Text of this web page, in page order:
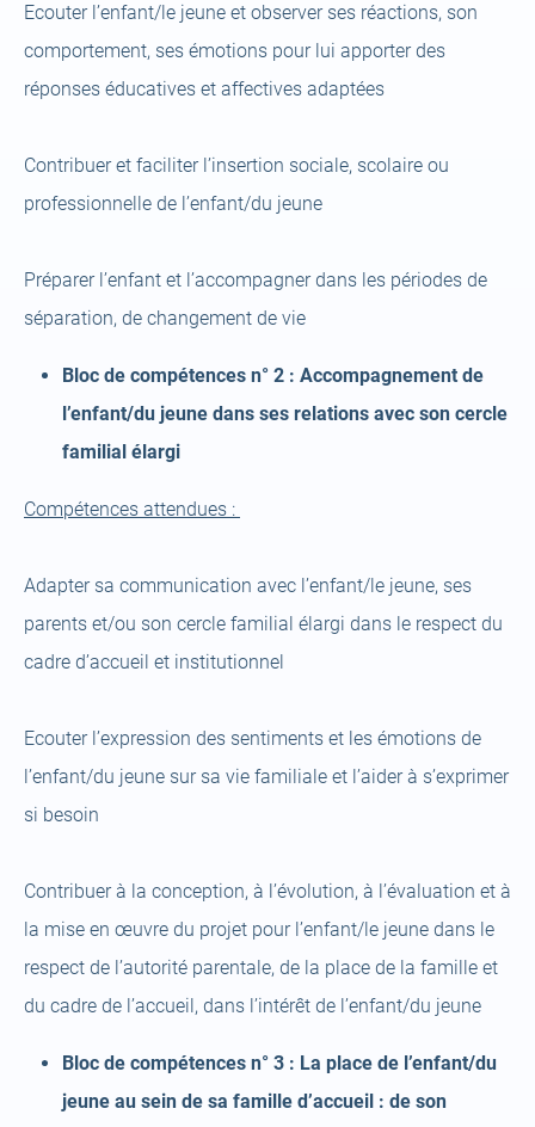
Ecouter l’enfant/le jeune et observer ses réactions, son
comportement, ses émotions pour lui apporter des
réponses éducatives et affectives adaptées
Contribuer et faciliter l’insertion sociale, scolaire ou
professionnelle de l’enfant/du jeune
Préparer l’enfant et l’accompagner dans les périodes de
séparation, de changement de vie
Bloc de compétences n° 2 : Accompagnement de
l’enfant/du jeune dans ses relations avec son cercle
familial élargi
Compétences attendues :
Adapter sa communication avec l’enfant/le jeune, ses
parents et/ou son cercle familial élargi dans le respect du
cadre d’accueil et institutionnel
Ecouter l’expression des sentiments et les émotions de
l’enfant/du jeune sur sa vie familiale et l’aider à s’exprimer
si besoin
Contribuer à la conception, à l’évolution, à l’évaluation et à
la mise en œuvre du projet pour l’enfant/le jeune dans le
respect de l’autorité parentale, de la place de la famille et
du cadre de l’accueil, dans l’intérêt de l’enfant/du jeune
Bloc de compétences n° 3 : La place de l’enfant/du
jeune au sein de sa famille d’accueil : de son